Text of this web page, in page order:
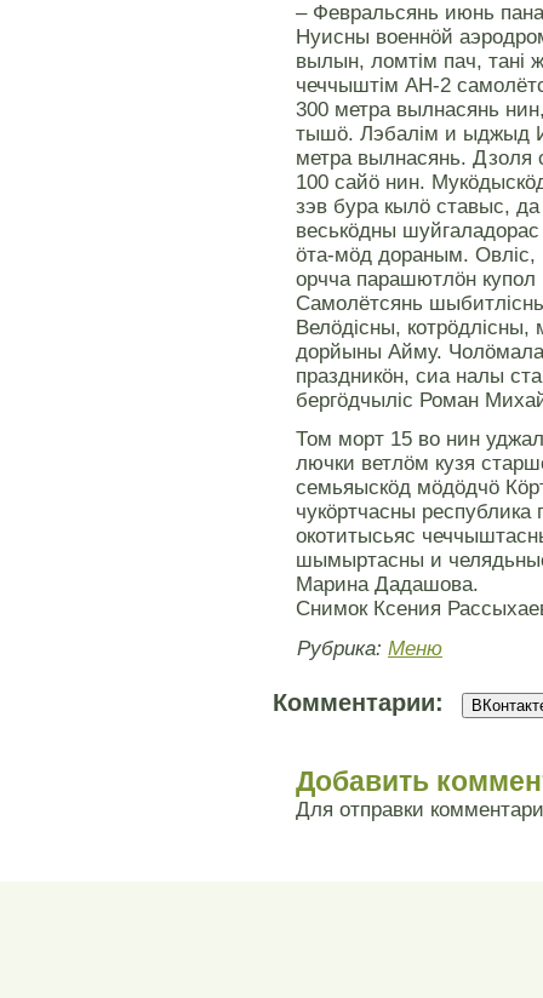
– Февральсянь июнь
Нуисны военнöй
вылын, ломтiм пач, танi
чеччыштiм АН-2
300 метра вылнасянь
тышö. Лэбалiм и ыджыд
метра вылнасянь.
100 сайö нин.
зэв бура кылö ставыс,
веськöдны
öта-мöд дораным. Овлiс,
орчча парашютлöн
Самолётсянь
Велöдiсны, котрöдлiсны,
дорйыны Айму. Чолöмала
праздникöн, сиа налы
бергöдчылiс Роман
Том морт 15 во нин
лючки ветлöм кузя
семьяыскöд мöдöдчö
чукöртчасны
окотитысьяс
шымыртасны и
Марина Дадашова.
Снимок Ксения
Рубрика: Меню
Комментарии:
Добавить
Для отправки